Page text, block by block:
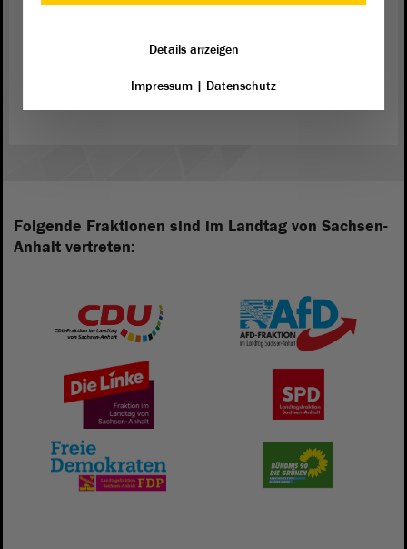
Folgende Fraktionen sind im Landtag von Sachsen-
Anhalt vertreten:
Details anzeigen
Impressum| Datenschutz